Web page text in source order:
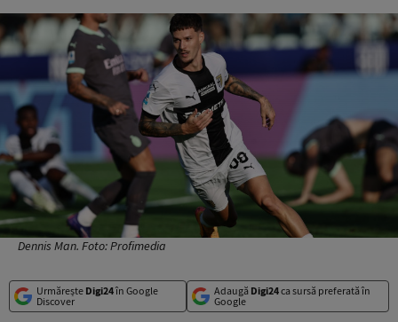
Dennis Man. Foto: Profimedia
Urmărește Digi24în Google
Discover
Adaugă Digi24ca sursă preferată în
Google